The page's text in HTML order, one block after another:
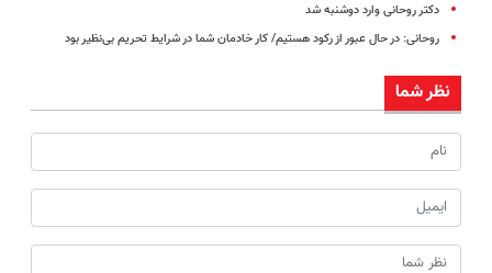
دکتر روحانی وارد دوشنبه شد
روحانی: در حال عبور از رکود هستیم/ کار خادمان شما در شرایط تحریم بی‌نظیر بود
نظر شما